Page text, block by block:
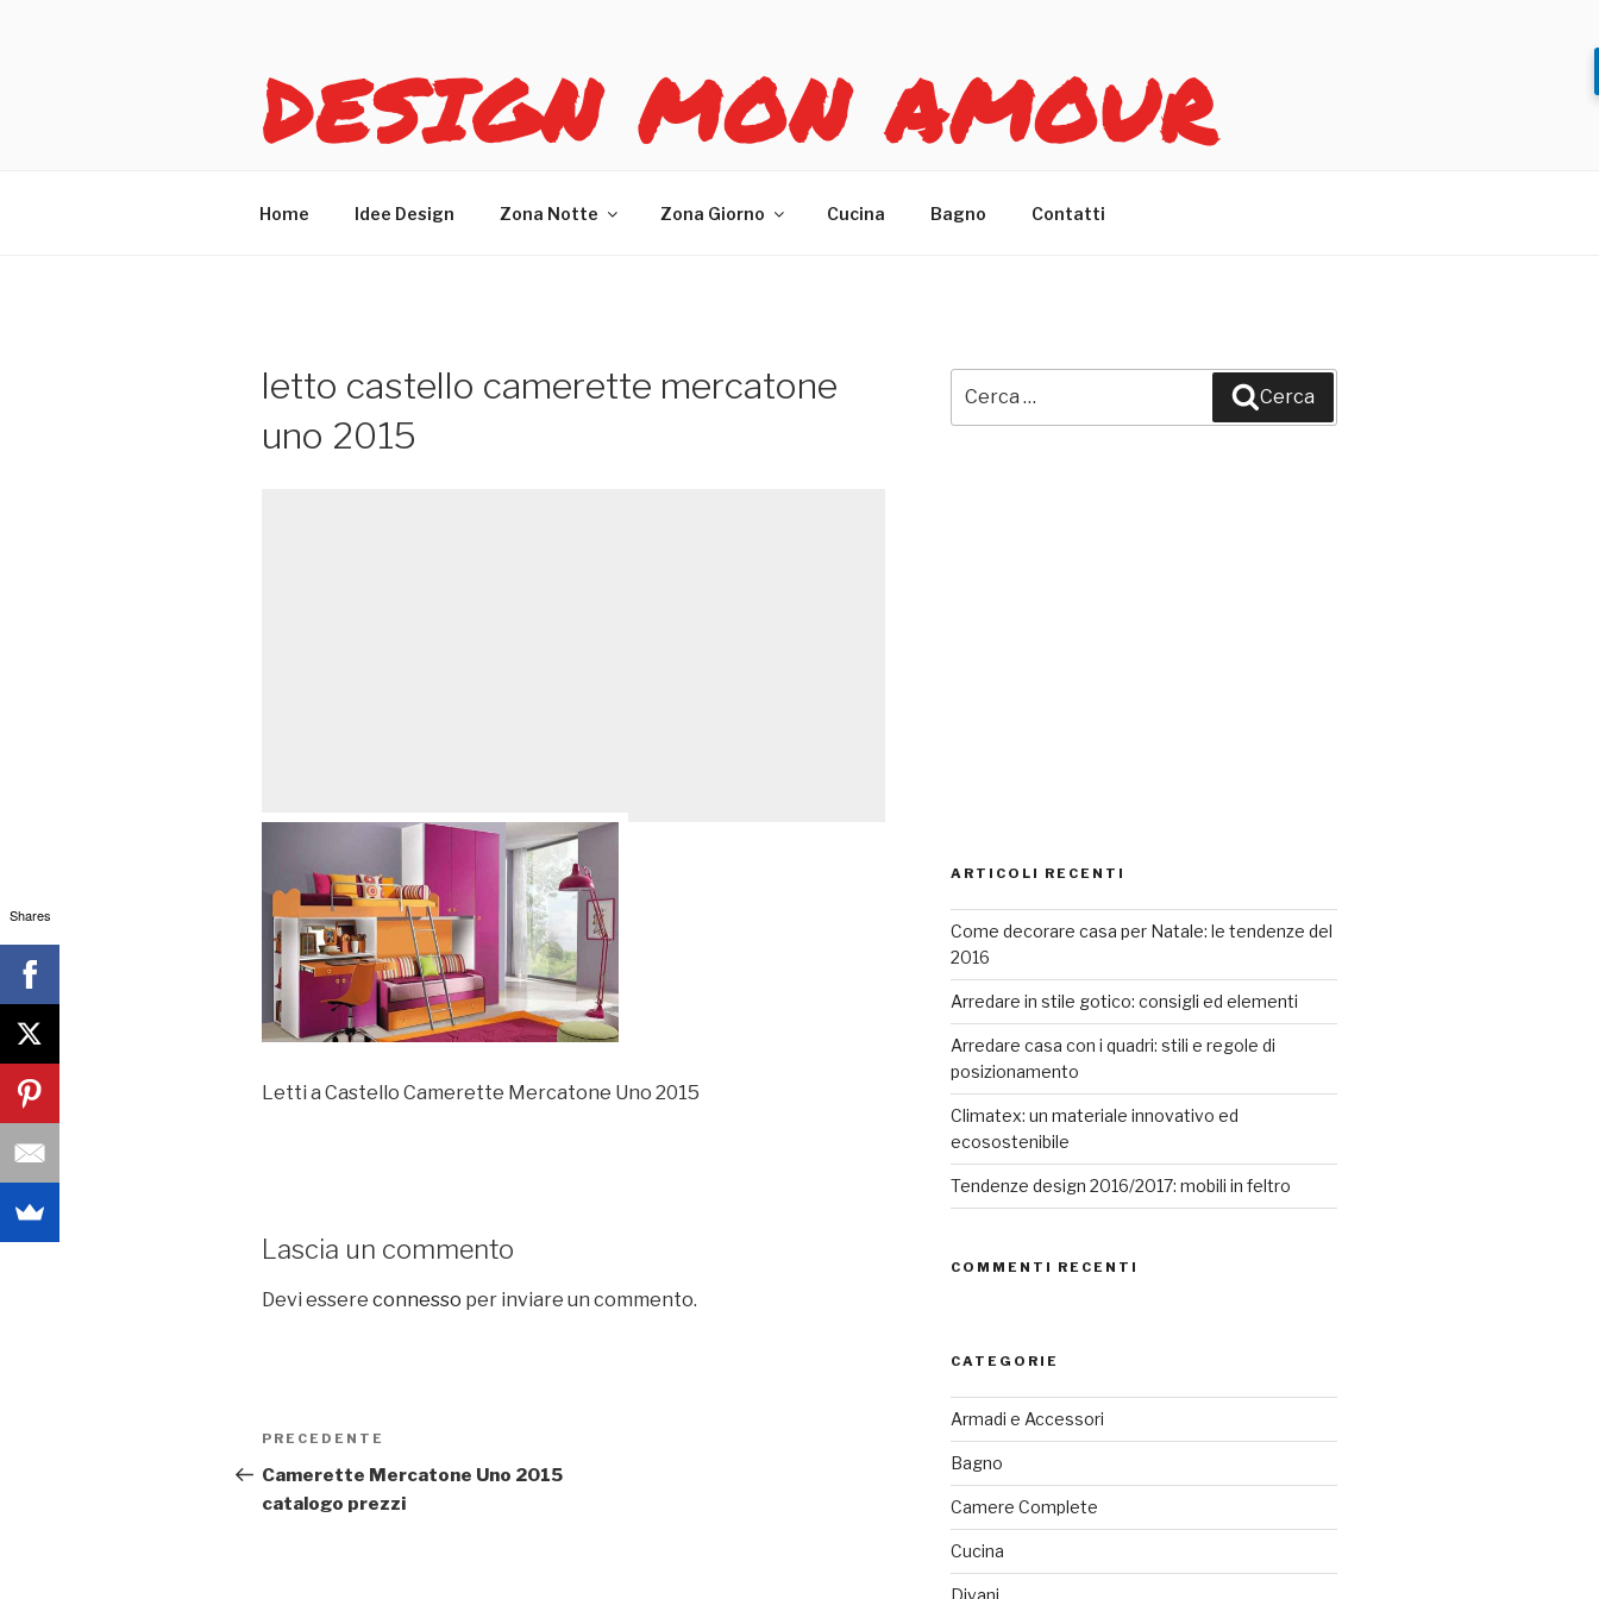
DESIGN MON AMOUR
Home Idee Design Zona Notte Zona Giorno Cucina Bagno Contatti
letto castello camerette mercatone
uno 2015
Letti a Castello Camerette Mercatone Uno 2015
Lascia un commento
Devi essere connesso per inviare un commento.
Navigazione
articoli
Articolo
precedente:
PRECEDENTE
Camerette Mercatone Uno 2015
catalogo prezzi
Cerca
ARTICOLI RECENTI
Come decorare casa per Natale: le tendenze del
2016
Arredare in stile gotico: consigli ed elementi
Arredare casa con i quadri: stili e regole di
posizionamento
Climatex: un materiale innovativo ed
ecosostenibile
Tendenze design 2016/2017: mobili in feltro
COMMENTI RECENTI
CATEGORIE
Armadi e Accessori
Bagno
Camere Complete
Cucina
Shares